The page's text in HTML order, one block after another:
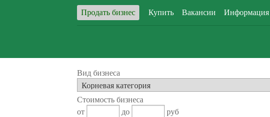
Продать бизнес Купить Вакансии Информация
Вид бизнеса
Стоимость бизнеса
от
до
руб